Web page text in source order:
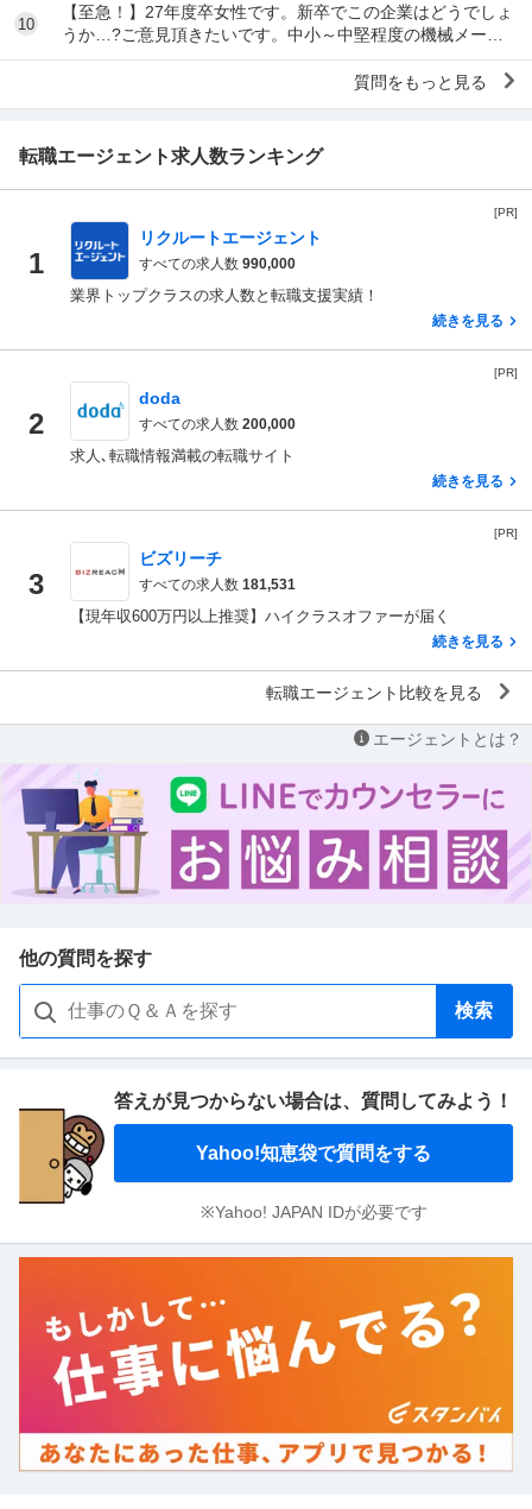
10
【至急！】27年度卒女性です。新卒でこの企業はどうでしょ
うか…?ご意見頂きたいです。中小～中堅程度の機械メーカ
ーです。 職種は営業事務職です。 社内環境等...
質問をもっと見る
転職エージェント求人数ランキング
[PR]
1
リクルートエージェント
すべての求人数 990,000
業界トップクラスの求人数と転職支援実績！
続きを見る
[PR]
2
doda
すべての求人数 200,000
求人､転職情報満載の転職サイト
続きを見る
[PR]
3
ビズリーチ
すべての求人数 181,531
【現年収600万円以上推奨】ハイクラスオファーが届く
続きを見る
転職エージェント比較を見る
エージェントとは？
他の質問を探す
検索
答えが見つからない場合は、 質問してみよう！
Yahoo!知恵袋で質問をする
※Yahoo! JAPAN IDが必要です